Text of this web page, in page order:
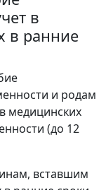
в
в ранние
и родам
медицинских
(до 12
вставшим